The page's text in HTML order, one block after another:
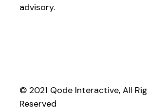
advisory.
© 2021 Qode Interactive, All
Reserved